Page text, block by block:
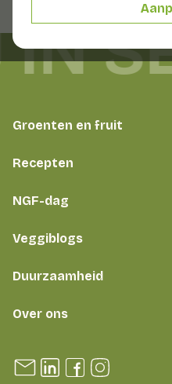
Groenten en fruit
Recepten
NGF-dag
Veggiblogs
Duurzaamheid
Over ons